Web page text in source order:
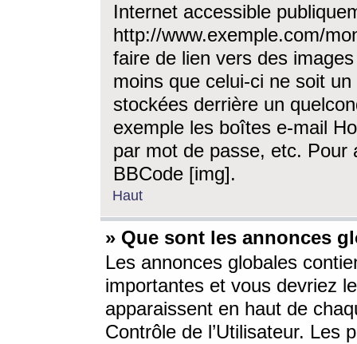
Internet accessible
http://www.exemple.com/
faire de lien vers des
moins que celui-ci ne soit
stockées derrière un
exemple les boîtes e-mail
par mot de passe, etc. Pour
BBCode [img].
Haut
» Que sont les annonces
Les annonces globales
importantes et vous devriez
apparaissent en haut de
Contrôle de l’Utilisateur. Les